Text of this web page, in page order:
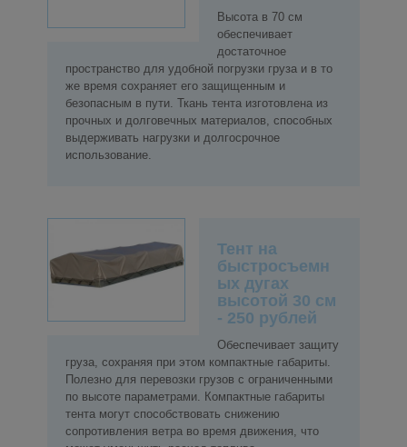
Высота в 70 см
обеспечивает
достаточное
пространство для удобной погрузки груза и в то
же время сохраняет его защищенным и
безопасным в пути. Ткань тента изготовлена из
прочных и долговечных материалов, способных
выдерживать нагрузки и долгосрочное
использование.
Тент на
быстросъемн
ых дугах
высотой 30 см
- 250 рублей
Обеспечивает защиту
груза, сохраняя при этом компактные габариты.
Полезно для перевозки грузов с ограниченными
по высоте параметрами. Компактные габариты
тента могут способствовать снижению
сопротивления ветра во время движения, что